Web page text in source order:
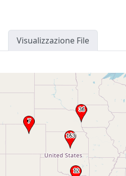
Visualizzazione File